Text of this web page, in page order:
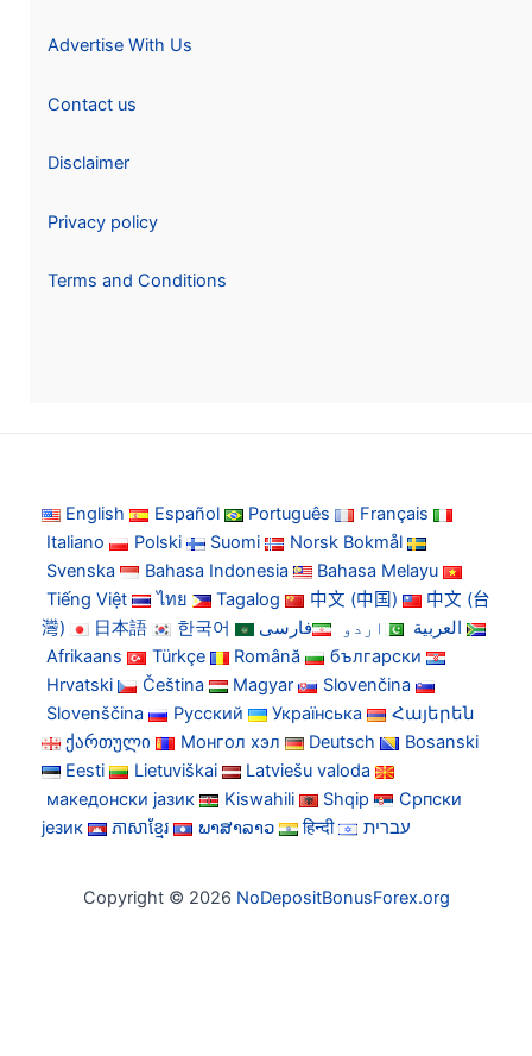
Advertise With Us
Contact us
Disclaimer
Privacy policy
Terms and Conditions
English Español Português
Français
Italiano
Polski Suomi
Norsk Bokmål
Svenska
Bahasa Indonesia
Bahasa Melayu
Tiếng Việt
ไทย Tagalog 中文 (中国)
中文 (台
灣)
日本語 한국어 العربية اردو
فارسی
Afrikaans
Türkçe Română
български
Hrvatski
Čeština Magyar
Slovenčina
Slovenščina
Русский Українська
Հայերեն
ქართული
Монгол хэл Deutsch
Bosanski
Eesti
Lietuviškai
Latviešu valoda
македонски јазик
Kiswahili Shqip
Српски
језик
ភាសាខ្មែរ ພາສາລາວ हिन्दी עברית
Copyright © 2026 NoDepositBonusForex.org